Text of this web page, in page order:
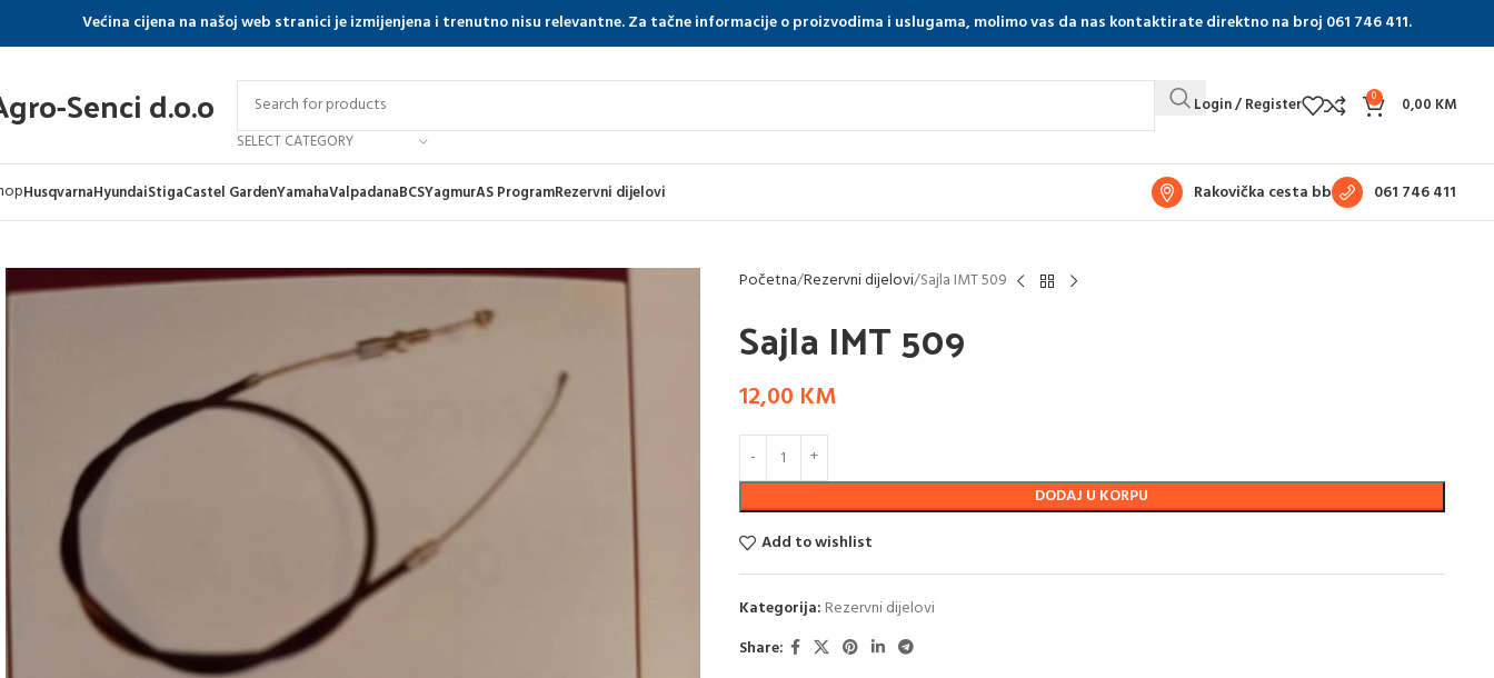
Većina cijena na našoj web stranici je izmijenjena i trenutno nisu relevantne. Za tačne informacije o proizvodima i uslugama, molimo vas da nas kontaktirate direktno na broj 061 746 411.
Senci d.o.o
SELECT CATEGORY
Login / Register 0 0,00 KM
HusqvarnaHyundaiStigaCastel GardenYamahaValpadanaBCSYagmurAS ProgramRezervni dijelovi Rakovička cesta bb 061 746 411
Početna Rezervni dijelovi Sajla IMT 509
Sajla IMT 509
12,00 KM
DODAJ U KORPU
Add to wishlist
Kategorija: Rezervni dijelovi
Share: